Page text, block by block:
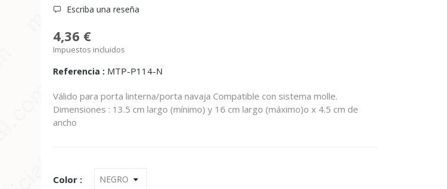
Escriba una reseña
4,36 €
Impuestos incluidos
Referencia MTP-P114-N
Válido para porta linterna/porta navaja Compatible con sistema molle.
Dimensiones : 13.5 cm largo (mínimo) y 16 cm largo (máximo)o x 4.5 cm de
ancho
Color :